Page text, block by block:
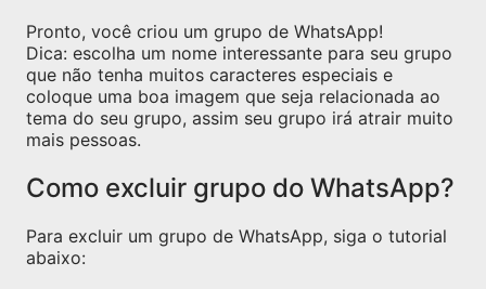
Pronto, você criou um grupo de WhatsApp!
Dica: escolha um nome interessante para seu grupo
que não tenha muitos caracteres especiais e
coloque uma boa imagem que seja relacionada ao
tema do seu grupo, assim seu grupo irá atrair muito
mais pessoas.
Como excluir grupo do WhatsApp?
Para excluir um grupo de WhatsApp, siga o tutorial
abaixo: